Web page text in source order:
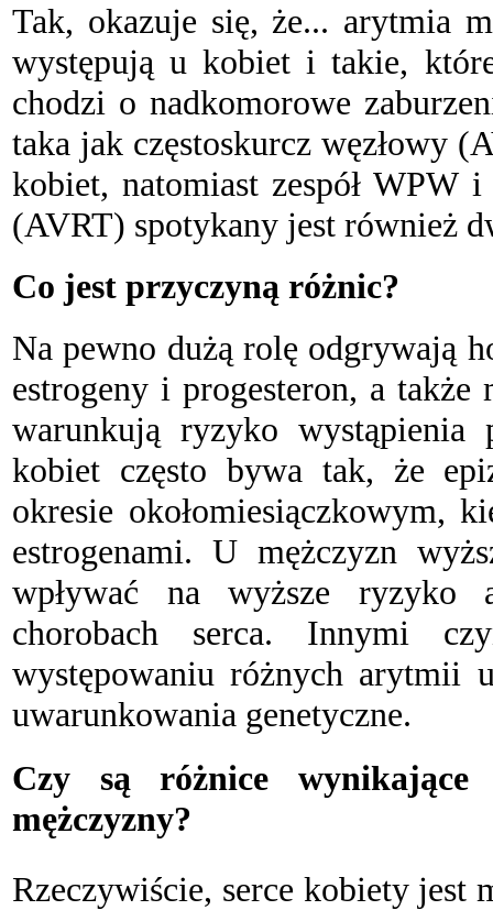
Tak, okazuje się, że... arytmia
występują u kobiet i takie,
chodzi o nadkomorowe
taka jak częstoskurcz węzłowy
kobiet, natomiast zespół WPW
(AVRT) spotykany jest również
Co jest przyczyną różnic?
Na pewno dużą rolę odgrywają
estrogeny i progesteron, a
warunkują ryzyko
kobiet często bywa tak, że
okresie okołomiesiączkowym,
estrogenami. U mężczyzn
wpływać na wyższe ryzyko
chorobach serca. Innymi
występowaniu różnych
uwarunkowania genetyczne.
Czy są różnice
mężczyzny?
Rzeczywiście, serce kobiety jest